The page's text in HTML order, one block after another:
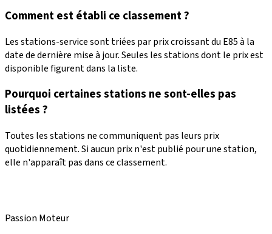
Comment est établi ce classement ?
Les stations-service sont triées par prix croissant du E85 à la
date de dernière mise à jour. Seules les stations dont le prix est
disponible figurent dans la liste.
Pourquoi certaines stations ne sont-elles pas
listées ?
Toutes les stations ne communiquent pas leurs prix
quotidiennement. Si aucun prix n'est publié pour une station,
elle n'apparaît pas dans ce classement.
Passion Moteur